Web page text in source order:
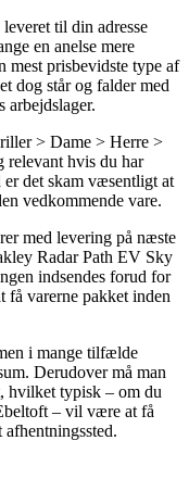
til din adresse
en anelse mere
mest prisbevidste type af
dog står og falder med
arbejdslager.
> Dame > Herre >
hvis du har
det skam væsentligt at
vedkommende vare.
med levering på næste
Radar Path EV Sky
indsendes forud for
få varerne pakket inden
i mange tilfælde
Derudover må man
hvilket typisk – om du
– vil være at få